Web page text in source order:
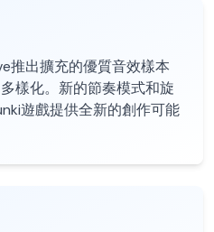
推出擴充的優質音效樣本
樣化。新的節奏模式和旋
遊戲提供全新的創作可能